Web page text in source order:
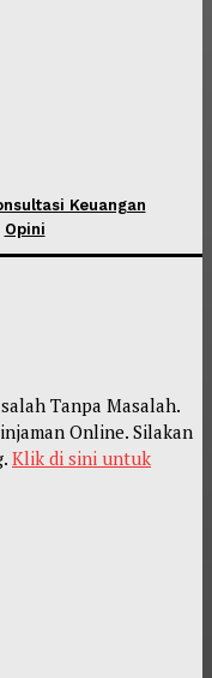
Keuangan
Opini
Tanpa Masalah.
Online. Silakan
Klik di sini untuk